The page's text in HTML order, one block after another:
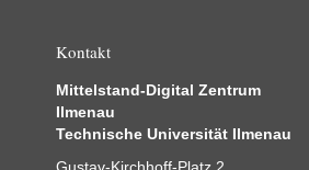
Kontakt
Mittelstand-Digital Zentrum
Ilmenau
Technische Universität Ilmenau
Gustav-Kirchhoff-Platz 2